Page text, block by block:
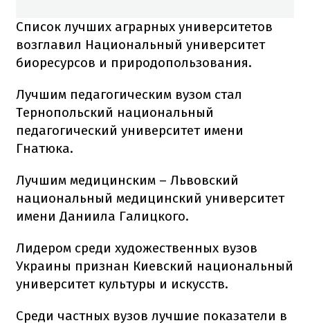
Список лучших аграрных университетов
возглавил Национальный университет
биоресурсов и природопользования.
Лучшим педагогическим вузом стал
Тернопольский национальный
педагогический университет имени
Гнатюка.
Лучшим медицинским – Львовский
национальный медицинский университет
имени Даниила Галицкого.
Лидером среди художественных вузов
Украины признан Киевский национальный
университет культуры и искусств.
Среди частных вузов лучшие показатели в